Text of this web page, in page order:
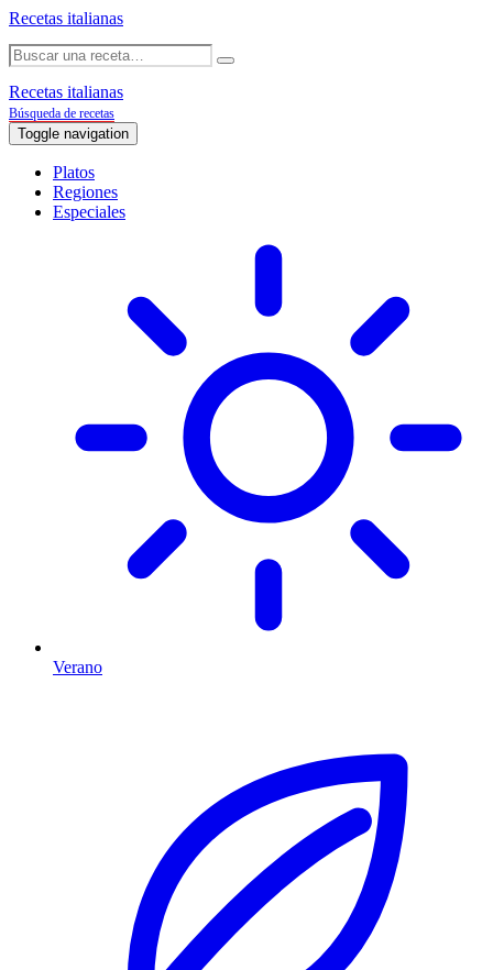
Recetas italianas
Recetas italianas
Búsqueda de recetas
Toggle navigation
Platos
Regiones
Especiales
Verano